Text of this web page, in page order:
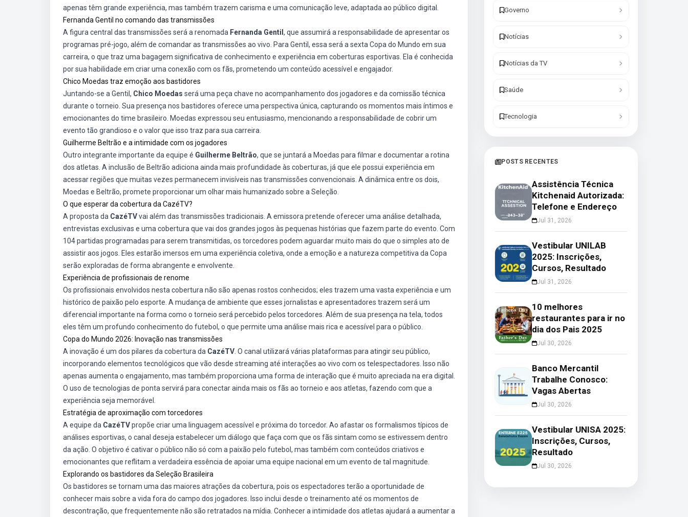
apenas têm grande experiência, mas também trazem carisma e uma comunicação leve, adaptada ao público digital.
Fernanda Gentil no comando das transmissões
A figura central das transmissões será a renomada Fernanda Gentil , que assumirá a responsabilidade de apresentar os
programas pré-jogo, além de comandar as transmissões ao vivo. Para Gentil, essa será a sexta Copa do Mundo em sua
carreira, o que traz uma bagagem significativa de conhecimento e experiência em coberturas esportivas. Ela é conhecida
por sua habilidade em criar uma conexão com os fãs, prometendo um conteúdo acessível e engajador.
Chico Moedas traz emoção aos bastidores
Juntando-se a Gentil, Chico Moedas será uma peça chave no acompanhamento dos jogadores e da comissão técnica
durante o torneio. Sua presença nos bastidores oferece uma perspectiva única, capturando os momentos mais íntimos e
emocionantes do time brasileiro. Moedas expressou seu entusiasmo, mencionando a responsabilidade de cobrir um
evento tão grandioso e o valor que isso traz para sua carreira.
Guilherme Beltrão e a intimidade com os jogadores
Outro integrante importante da equipe é Guilherme Beltrão, que se juntará a Moedas para filmar e documentar a rotina
dos atletas. A inclusão de Beltrão adiciona ainda mais profundidade às coberturas, já que ele possui experiência em
acessar regiões que muitas vezes permanecem invisíveis nas transmissões convencionais. A dinâmica entre os dois,
Moedas e Beltrão, promete proporcionar um olhar mais humanizado sobre a Seleção.
O que esperar da cobertura da CazéTV?
A proposta da CazéTVvai além das transmissões tradicionais. A emissora pretende oferecer uma análise detalhada,
entrevistas exclusivas e uma cobertura que vai dos grandes jogos às pequenas histórias que fazem parte do evento. Com
104 partidas programadas para serem transmitidas, os torcedores podem aguardar muito mais do que o simples ato de
assistir aos jogos. Eles estarão imersos em uma experiência coletiva, onde a emoção e a natureza competitiva da Copa
serão exploradas de forma abrangente e envolvente.
Experiência de profissionais de renome
Os profissionais envolvidos nesta cobertura não são apenas rostos conhecidos; eles trazem uma vasta experiência e um
histórico de paixão pelo esporte. A mudança de ambiente que esses jornalistas e apresentadores trazem será um
diferencial importante na forma como o torneio será percebido pelos torcedores. Além de sua presença na tela, todos
eles têm um profundo conhecimento do futebol, o que permite uma análise mais rica e acessível para o público.
Copa do Mundo 2026: Inovação nas transmissões
A inovação é um dos pilares da cobertura da CazéTV . O canal utilizará várias plataformas para atingir seu público,
incorporando elementos tecnológicos que vão desde streaming até interações ao vivo com os telespectadores. Isso não
apenas aumenta o engajamento, mas também proporciona uma forma de interação que é muito apreciada na era digital.
O uso de tecnologias de ponta servirá para conectar ainda mais os fãs ao torneio e aos atletas, fazendo com que a
experiência seja memorável.
Estratégia de aproximação com torcedores
A equipe da CazéTVpropõe criar uma linguagem acessível e próxima do torcedor. Ao afastar os formalismos típicos de
análises esportivas, o canal deseja estabelecer um diálogo que faça com que os fãs sintam como se estivessem dentro
da ação. O objetivo é cativar o público não só com a paixão pelo futebol, mas também com conteúdos criativos e
emocionantes que reflitam a verdadeira essência de apoiar uma equipe nacional em um evento de tal magnitude.
Explorando os bastidores da Seleção Brasileira
Os bastidores se tornam uma das maiores atrações da cobertura, pois os espectadores terão a oportunidade de
conhecer mais sobre a vida fora do campo dos jogadores. Isso inclui desde o treinamento até os momentos de
descontração, que frequentemente não são retratados na mídia. Conhecer a intimidade dos atletas ajudará a aumentar a
Governo
Notícias
Notícias da TV
Saúde
Tecnologia
POSTS RECENTES
Assistência Técnica
Kitchenaid Autorizada:
Telefone e Endereço
Jul 31, 2026
Vestibular UNILAB
2025: Inscrições,
Cursos, Resultado
Jul 31, 2026
10 melhores
restaurantes para ir no
dia dos Pais 2025
Jul 30, 2026
Banco Mercantil
Trabalhe Conosco:
Vagas Abertas
Jul 30, 2026
Vestibular UNISA 2025:
Inscrições, Cursos,
Resultado
Jul 30, 2026